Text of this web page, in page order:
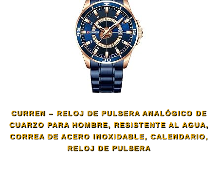
CURREN – RELOJ DE PULSERA ANALÓGICO DE
CUARZO PARA HOMBRE, RESISTENTE AL AGUA,
CORREA DE ACERO INOXIDABLE, CALENDARIO,
RELOJ DE PULSERA